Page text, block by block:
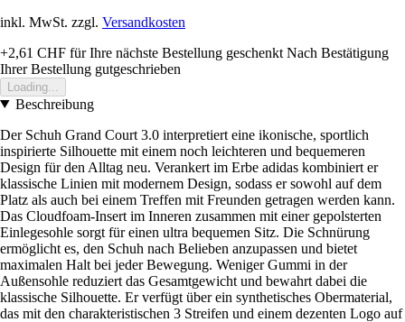
inkl. MwSt. zzgl. Versandkosten
+2,61 CHF für Ihre nächste Bestellung geschenkt Nach Bestätigung
Ihrer Bestellung gutgeschrieben
Loading...
Beschreibung
Der Schuh Grand Court 3.0 interpretiert eine ikonische, sportlich
inspirierte Silhouette mit einem noch leichteren und bequemeren
Design für den Alltag neu. Verankert im Erbe adidas kombiniert er
klassische Linien mit modernem Design, sodass er sowohl auf dem
Platz als auch bei einem Treffen mit Freunden getragen werden kann.
Das Cloudfoam-Insert im Inneren zusammen mit einer gepolsterten
Einlegesohle sorgt für einen ultra bequemen Sitz. Die Schnürung
ermöglicht es, den Schuh nach Belieben anzupassen und bietet
maximalen Halt bei jeder Bewegung. Weniger Gummi in der
Außensohle reduziert das Gesamtgewicht und bewahrt dabei die
klassische Silhouette. Er verfügt über ein synthetisches Obermaterial,
das mit den charakteristischen 3 Streifen und einem dezenten Logo auf